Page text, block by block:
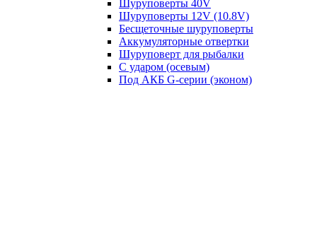
Шуруповерты 40V
Шуруповерты 12V (10.8V)
Бесщеточные шуруповерты
Аккумуляторные отвертки
Шуруповерт для рыбалки
С ударом (осевым)
Под АКБ G-серии (эконом)